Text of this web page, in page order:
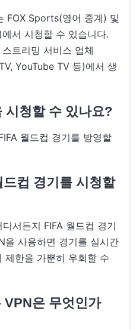
FOX Sports(영어 중계) 및
서 시청할 수 있습니다.
트리밍 서비스 업체
YouTube TV 등)에서 생
시청할 수 있나요?
월드컵 경기를 방영할
컵 경기를 시청할
서든지 FIFA 월드컵 경기
을 사용하면 경기를 실시간
제한을 가뿐히 우회할 수
VPN은 무엇인가